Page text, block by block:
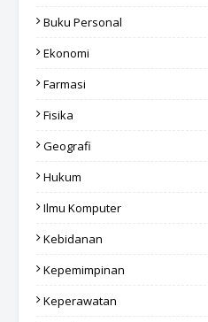
Buku Personal
Ekonomi
Farmasi
Fisika
Geografi
Hukum
Ilmu Komputer
Kebidanan
Kepemimpinan
Keperawatan